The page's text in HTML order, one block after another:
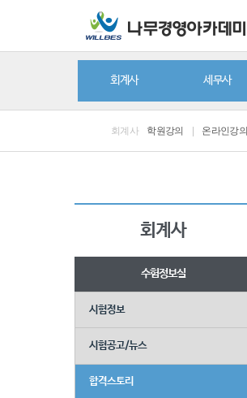
회계사 세무사
회계사 학원강의 온라인강의
회계사
수험정보실
시험정보
시험공고/뉴스
합격스토리